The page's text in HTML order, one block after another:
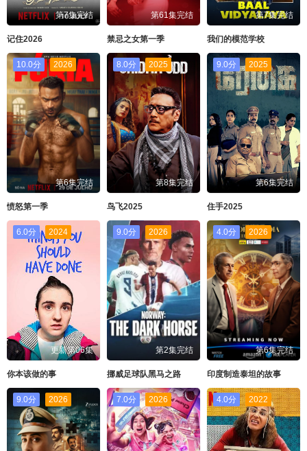
第7集完结
记住2026
第61集完结
禁忌之女第一季
第7集完结
我们的模范学校
10.0分 2026
第6集完结
愤怒第一季
8.0分 2025
第8集完结
鸟飞2025
9.0分 2025
第6集完结
住手2025
6.0分 2024
更新第06集
你本该做的事
9.0分 2026
第2集完结
挪威足球队黑马之路
4.0分 2026
第6集完结
印度制造泰坦的故事
9.0分 2026 7.0分 2026 4.0分 2022